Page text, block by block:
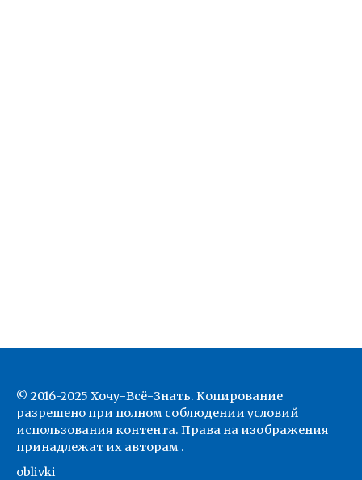
© 2016-2025 Хочу-Всё-Знать. Копирование
разрешено при полном соблюдении условий
использования контента. Права на изображения
принадлежат их авторам .
oblivki